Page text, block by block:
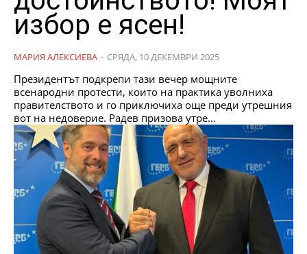
избор е ясен!
МАРИЯ АЛЕКСИЕВА - СРЯДА, 10 ДЕКЕМВРИ 2025
Президентът подкрепи тази вечер мощните
всенародни протести, които на практика уволниха
правителството и го приключиха още преди утрешния
вот на недоверие. Радев призова утре...